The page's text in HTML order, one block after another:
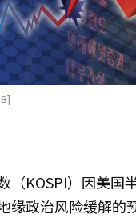
（KOSPI）因美国
缘政治风险缓解的